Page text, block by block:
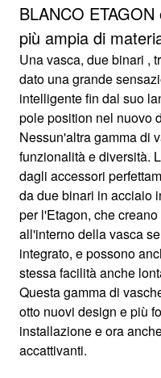
BLANCO
più ampia di
Una vasca, due binari ,
dato una grande
intelligente fin dal suo
pole position nel nuovo
Nessun'altra gamma di
funzionalità e diversità.
dagli accessori
da due binari in acciaio
per l'Etagon, che
all'interno della vasca
integrato, e possono
stessa facilità anche
Questa gamma di
otto nuovi design e più
installazione e ora
accattivanti.